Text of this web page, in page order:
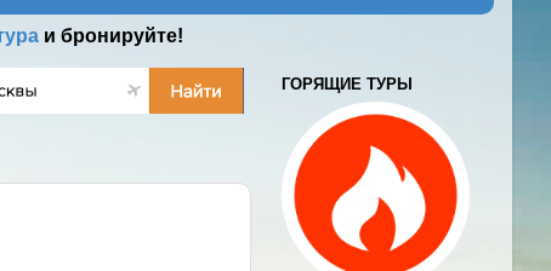
и бронируйте!
ГОРЯЩИЕ ТУРЫ